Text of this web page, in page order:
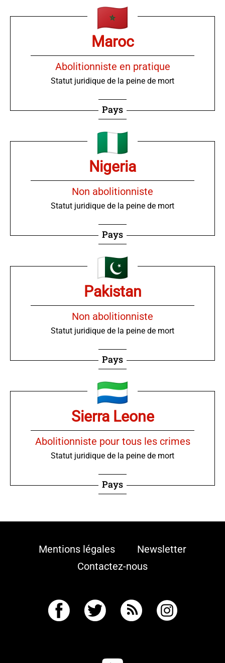
Maroc
Abolitionniste en pratique
Statut juridique de la peine de mort
Pays
Nigeria
Non abolitionniste
Statut juridique de la peine de mort
Pays
Pakistan
Non abolitionniste
Statut juridique de la peine de mort
Pays
Sierra Leone
Abolitionniste pour tous les crimes
Statut juridique de la peine de mort
Pays
Mentions légales
Newsletter
Contactez-nous